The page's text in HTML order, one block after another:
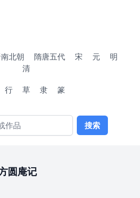
北朝 隋唐五代 宋 元
明
清
行 草 隶 篆
搜索
圆庵记